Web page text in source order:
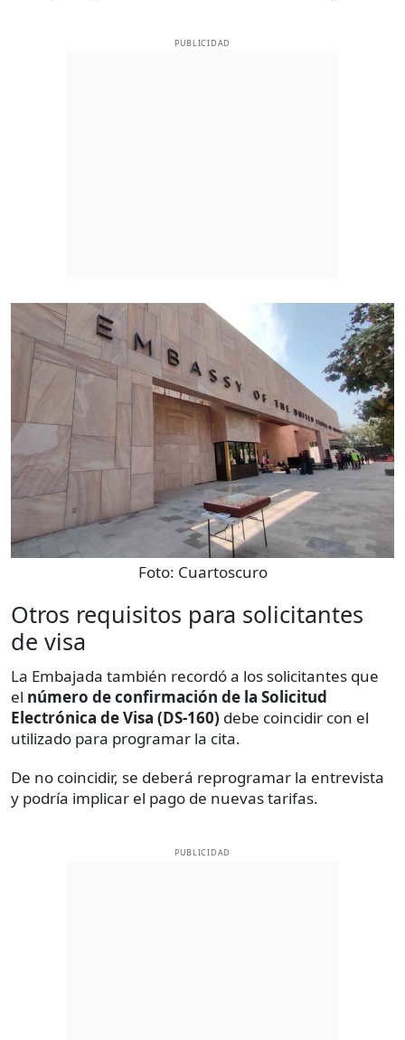
PUBLICIDAD
Foto: Cuartoscuro
Otros requisitos para solicitantes
de visa
La Embajada también recordó a los solicitantes que
el número de confirmación de la Solicitud
Electrónica de Visa (DS-160) debe coincidir con el
utilizado para programar la cita.
De no coincidir, se deberá reprogramar la entrevista
y podría implicar el pago de nuevas tarifas.
PUBLICIDAD